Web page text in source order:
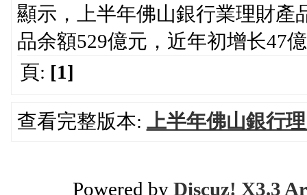
顯示，上半年佛山銀行業理財產
品余額529億元，近年初增长47
頁: [1]
查看完整版本: 上半年佛山銀行
Powered by Discuz! X3.3